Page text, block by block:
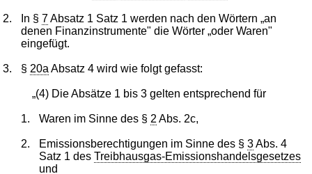
2. In §7Absatz 1 Satz 1 werden nach den Wörtern „an
denen Finanzinstrumente" die Wörter „oder Waren"
eingefügt.
3. § 20a Absatz 4 wird wie folgt gefasst:
„(4) Die Absätze 1 bis 3 gelten entsprechend für
1. Waren im Sinne des § 2 Abs. 2c,
2. Emissionsberechtigungen im Sinne des § 3Abs. 4
Satz 1 des Treibhausgas-Emissionshandelsgesetzes
und